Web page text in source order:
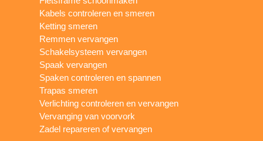
Kabels controleren en smeren
Ketting smeren
Remmen vervangen
Schakelsysteem vervangen
Spaak vervangen
Spaken controleren en spannen
Trapas smeren
Verlichting controleren en vervangen
Vervanging van voorvork
Zadel repareren of vervangen